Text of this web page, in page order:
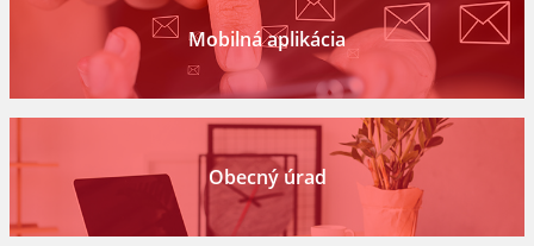
Mobilná aplikácia
Obecný úrad